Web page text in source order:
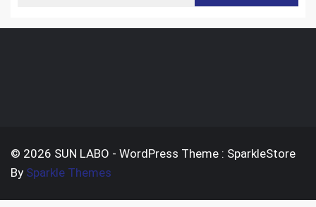
© 2026 SUN LABO - WordPress Theme : SparkleStore
By Sparkle Themes